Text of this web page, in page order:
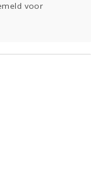
voor